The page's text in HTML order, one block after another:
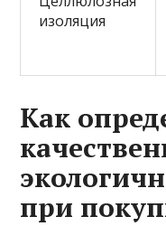
изоляция
Как
при